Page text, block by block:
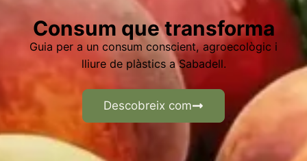
Consum que transforma
Guia per a un consum conscient, agroecològic i
lliure de plàstics a Sabadell.
Descobreix com